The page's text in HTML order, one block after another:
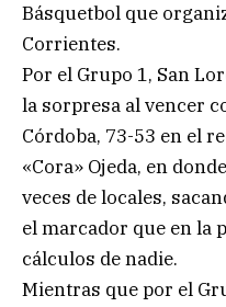
Básquetbol que
Corrientes.
Por el Grupo 1, San
la sorpresa al vencer
Córdoba, 73-53 en el
«Cora» Ojeda, en
veces de locales,
el marcador que en la
cálculos de nadie.
Mientras que por el